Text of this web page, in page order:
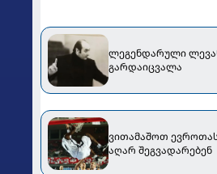
ლეგენდარული
გარდაიცვალა
ვითამაშოთ
აღარ შეგვადარებენ